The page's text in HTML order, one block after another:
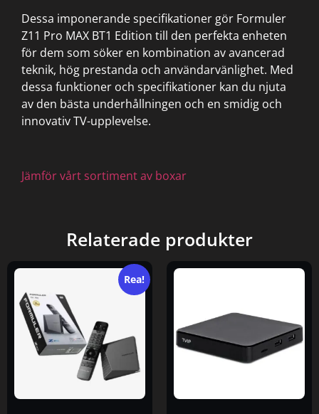
Dessa imponerande specifikationer gör Formuler
Z11 Pro MAX BT1 Edition till den perfekta enheten
för dem som söker en kombination av avancerad
teknik, hög prestanda och användarvänlighet. Med
dessa funktioner och specifikationer kan du njuta
av den bästa underhållningen och en smidig och
innovativ TV-upplevelse.
Jämför vårt sortiment av boxar
Relaterade produkter
Rea!